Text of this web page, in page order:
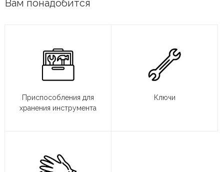
Вам понадобится
Приспособления для
хранения инструмента
Ключи